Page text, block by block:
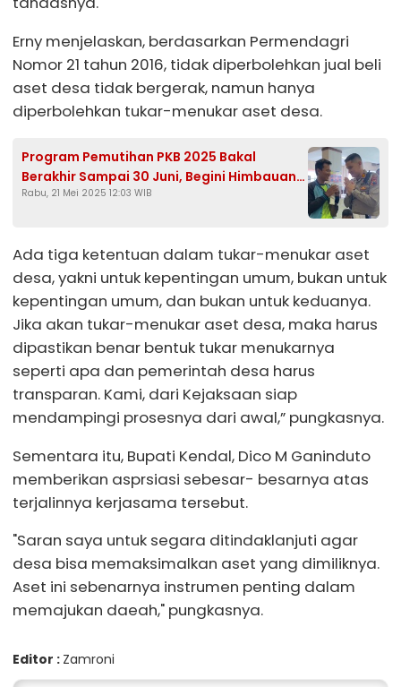
Erny menjelaskan, berdasarkan Permendagri
Nomor 21 tahun 2016, tidak diperbolehkan jual beli
aset desa tidak bergerak, namun hanya
diperbolehkan tukar-menukar aset desa.
Program Pemutihan PKB 2025 Bakal
Berakhir Sampai 30 Juni, Begini Himbauan
Satlantas Polres Kendal
Rabu, 21 Mei 2025 12:03 WIB
Ada tiga ketentuan dalam tukar-menukar aset
desa, yakni untuk kepentingan umum, bukan untuk
kepentingan umum, dan bukan untuk keduanya.
Jika akan tukar-menukar aset desa, maka harus
dipastikan benar bentuk tukar menukarnya
seperti apa dan pemerintah desa harus
transparan. Kami, dari Kejaksaan siap
mendampingi prosesnya dari awal,” pungkasnya.
Sementara itu, Bupati Kendal, Dico M Ganinduto
memberikan asprsiasi sebesar- besarnya atas
terjalinnya kerjasama tersebut.
"Saran saya untuk segara ditindaklanjuti agar
desa bisa memaksimalkan aset yang dimiliknya.
Aset ini sebenarnya instrumen penting dalam
memajukan daeah," pungkasnya.
Editor : Zamroni